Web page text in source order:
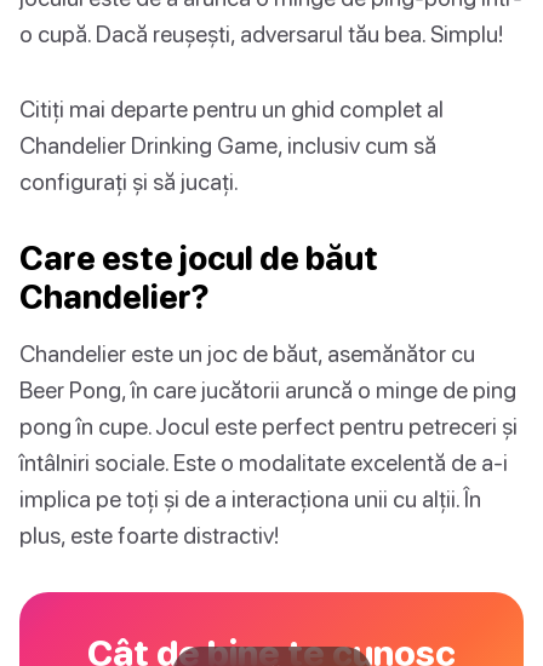
o cupă. Dacă reușești, adversarul tău bea. Simplu!
Citiți mai departe pentru un ghid complet al
Chandelier Drinking Game, inclusiv cum să
configurați și să jucați.
Care este jocul de băut
Chandelier?
Chandelier este un joc de băut, asemănător cu
Beer Pong, în care jucătorii aruncă o minge de ping
pong în cupe. Jocul este perfect pentru petreceri și
întâlniri sociale. Este o modalitate excelentă de a-i
implica pe toți și de a interacționa unii cu alții. În
plus, este foarte distractiv!
Cât de bine te cunosc